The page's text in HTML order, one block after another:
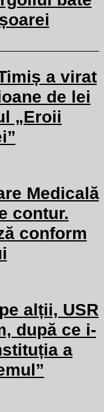
a virat
de lei
„Eroii
Medicală
contur.
conform
alții, USR
după ce i-
a